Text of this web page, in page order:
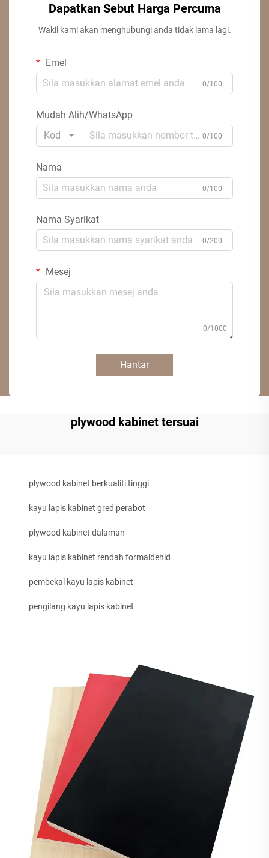
Dapatkan Sebut Harga Percuma
Wakil kami akan menghubungi anda tidak lama lagi.
Emel
0/100
Mudah Alih/WhatsApp
Kod
0/100
Nama
0/100
Nama Syarikat
0/200
Mesej
0/1000
Hantar
plywood kabinet tersuai
plywood kabinet berkualiti tinggi
kayu lapis kabinet gred perabot
plywood kabinet dalaman
kayu lapis kabinet rendah formaldehid
pembekal kayu lapis kabinet
pengilang kayu lapis kabinet